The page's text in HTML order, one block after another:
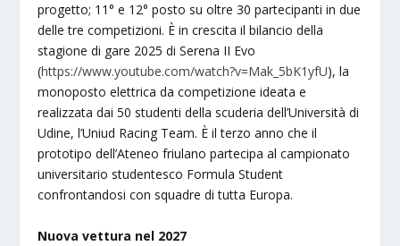
progetto; 11° e 12° posto su oltre 30 partecipanti in due
delle tre competizioni. È in crescita il bilancio della
stagione di gare 2025 di Serena II Evo
(https://www.youtube.com/watch?v=Mak_5bK1yfU), la
monoposto elettrica da competizione ideata e
realizzata dai 50 studenti della scuderia dell’Università di
Udine, l’Uniud Racing Team. È il terzo anno che il
prototipo dell’Ateneo friulano partecipa al campionato
universitario studentesco Formula Student
confrontandosi con squadre di tutta Europa.
Nuova vettura nel 2027